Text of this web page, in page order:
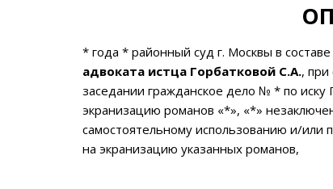
* года * районный суд г. Москвы в
адвоката истца Горбатковой С.А., при
заседании гражданское дело № * по
экранизацию романов «*», «*»
самостоятельному использованию и/
на экранизацию указанных романов,